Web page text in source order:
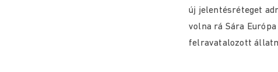
új jelentésréteget
volna rá Sára
felravatalozott